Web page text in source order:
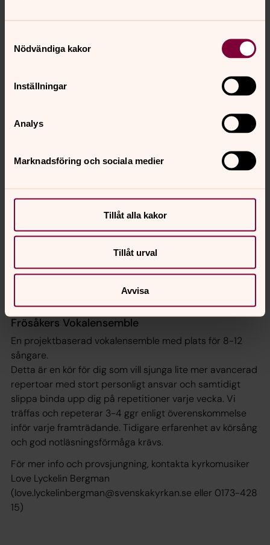
Nödvändiga kakor
Inställningar
Analys
Marknadsföring och sociala medier
Tillåt alla kakor
Tillåt urval
Avvisa
om intresse finns. Håll koll på barnverksamhetens
https://www.facebook.com/roslagensnorrasbarnverksam
Alla våra barn- och familjeverksamheter är kostnadsfria.
United Voices (fr. 13 år)
församlingsgård. Jämna veckor i Kyrkans hus i Gimo. Vi
sjunger pop, rock, soul, schlager och gospel.
konserter varje termin.
Ledare: Angelica Örneholm,
angelica.orneholm@svenskakyrkan.se
I vår musikverksamhet samarbetar vi med SENSUS.
Hjärtligt välkomna till en ny termin med nya möjligheter
Frösåkers Vokalensemble
En projektbaserad vokalensemble med plats för 8-12
sångare.
Detta är en kör för dig som vill sjunga lite mer avancerad
repertoar med stort personligt ansvar och samtidigt
slippa binda upp dig på repetitioner varje vecka. Vi
träffas och repeterar 3-4 ggr enligt överenskommelse
inför varje framträdande. Tidigare erfarenhet av körsång
och god notläsningsförmåga krävs.
För mer info och provsjungning, kontakta kyrkomusiker
Love Lyckelin Bergman
(love.lyckelinbergman@svenskakyrkan.se eller 0173-428
15)